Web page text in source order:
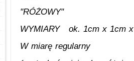
"RÓŻOWY"
WYMIARY ok. 1cm x 1cm
W miarę regularny